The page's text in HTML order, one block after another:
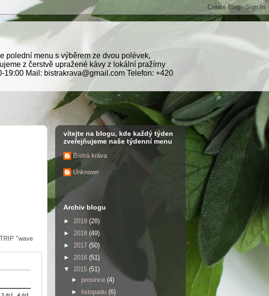
polední menu s výběrem ze dvou polévek,
z čerstvě upražené kávy z lokální pražírny
Mail: bistrakrava@gmail.com Telefon: +420
"wave
vítejte na blogu, kde každý týden
zveřejňujeme naše týdenní menu
Bistrá kráva
Unknown
Archiv blogu
► 2019 (28)
► 2018 (49)
► 2017 (50)
► 2016 (51)
▼ 2015 (51)
► prosince (4)
► listopadu (6)